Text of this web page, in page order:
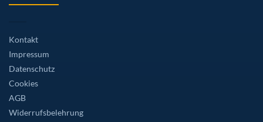
Kontakt
Impressum
Datenschutz
Cookies
AGB
Widerrufsbelehrung